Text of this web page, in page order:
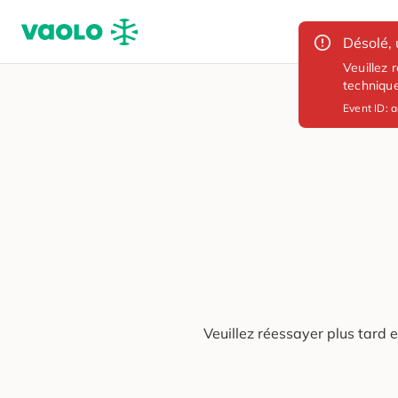
Désolé,
Veuillez
Event ID:
Veuillez réessayer plus tard